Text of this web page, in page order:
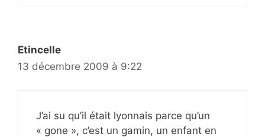
Etincelle
13 décembre 2009 à 9:22
J’ai su qu’il était lyonnais parce qu’un
« gone », c’est un gamin, un enfant en